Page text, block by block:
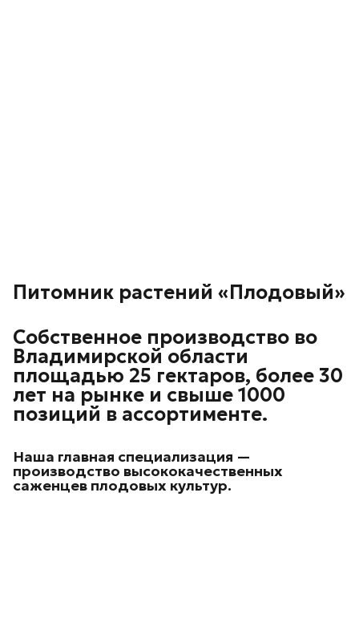
Питомник растений «Плодовый»
Собственное производство во
Владимирской области
площадью 25 гектаров, более 30
лет на рынке и свыше 1000
позиций в ассортименте.
Наша главная специализация —
производство высококачественных
саженцев плодовых культур.